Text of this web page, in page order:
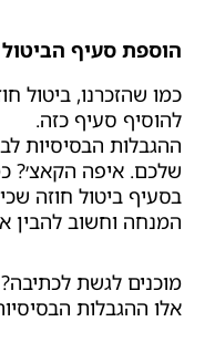
הוספת סעיף הביטול
כמו שהזכרנו, ביטול
להוסיף סעיף כזה.
ההגבלות הבסיסיות
שלכם. איפה הקאצ׳?
בסעיף ביטול חוזה
המנחה וחשוב להבין
מוכנים לגשת לכתיבה?
אלו ההגבלות